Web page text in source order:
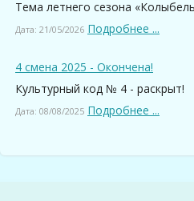
Тема летнего сезона
Дата: 21/05/2026 Подробнее ...
4 смена 2025 - Окончена!
Культурный код № 4 - раскрыт!
Дата: 08/08/2025 Подробнее ...